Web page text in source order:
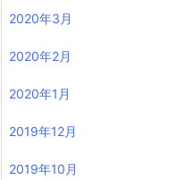
2020年3月
2020年2月
2020年1月
2019年12月
2019年10月